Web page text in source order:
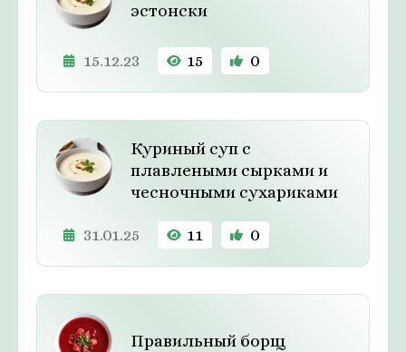
эстонски
15.12.23 15 0
Куриный суп с
плавлеными сырками и
чесночными сухариками
31.01.25 11 0
Правильный борщ